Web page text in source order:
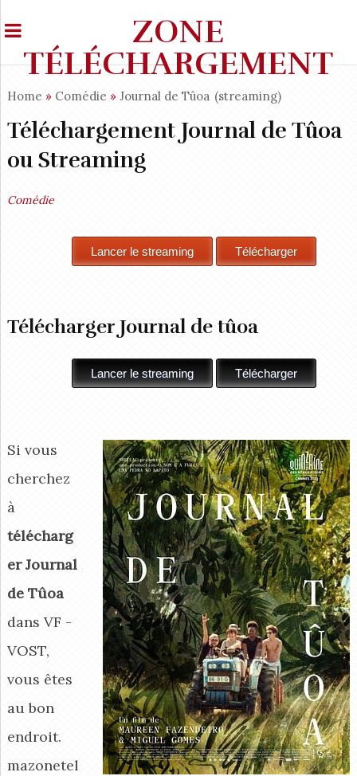
ZONE
TÉLÉCHARGEMENT
Home » Comédie » Journal de Tûoa (streaming)
Téléchargement Journal de Tûoa
ou Streaming
Comédie
Télécharger Journal de tûoa
Si vous
cherchez
à
télécharg
er Journal
de Tûoa
dans VF -
VOST,
vous êtes
au bon
endroit.
mazonetel